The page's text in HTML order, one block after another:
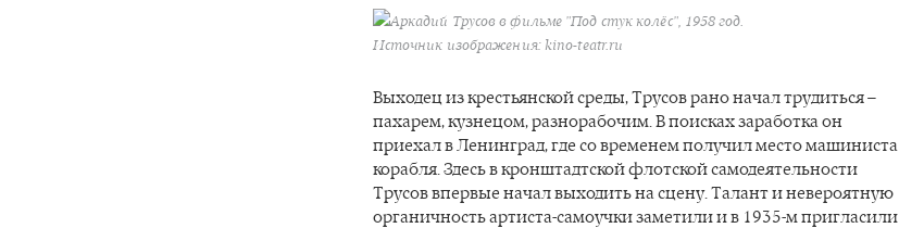
Аркадий Трусов в фильме "Под стук колёс", 1958 год.
Источник изображения: kino-teatr.ru
Выходец из крестьянской среды, Трусов рано начал трудиться –
пахарем, кузнецом, разнорабочим. В поисках заработка он
приехал в Ленинград, где со временем получил место машиниста
корабля. Здесь в кронштадтской флотской самодеятельности
Трусов впервые начал выходить на сцену. Талант и невероятную
органичность артиста-самоучки заметили и в 1935-м пригласили